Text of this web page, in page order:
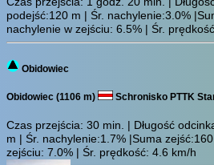
podejść:120 m | Śr. nachylenie:3.0%
nachylenie w zejściu: 6.5% | Śr.
Obidowiec
Obidowiec (1106 m) Schronisko PTTK
Czas przejścia: 30 min.
| Długość
m | Śr. nachylenie:1.7% |Suma
zejściu: 7.0% | Śr. prędkość: 4.6 km/h